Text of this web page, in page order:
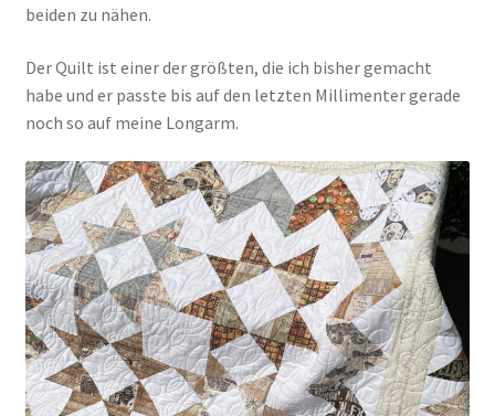
beiden zu nähen.
Der Quilt ist einer der größten, die ich bisher gemacht
habe und er passte bis auf den letzten Millimenter gerade
noch so auf meine Longarm.